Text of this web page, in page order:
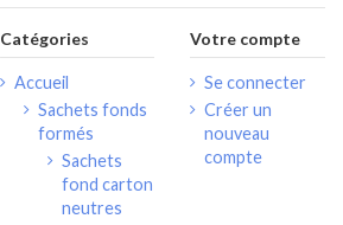
Catégories
Accueil
Sachets fonds
formés
Sachets
fond carton
neutres
Votre compte
Se connecter
Créer un
nouveau
compte